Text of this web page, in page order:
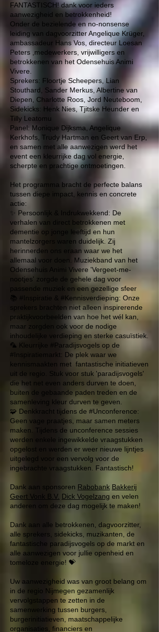
FANTASTISCH! dank voor ieders
aanwezigheid en betrokkenheid!
Onder de bezielende en no-nonsense
leiding van dagvoorzitterAngelique Krüger,
ambassadeur Hans Vos, directeur Loesan
Peters ,medewerkers, vrijwilligers en
betrokkenen van het Odensehuis Animi
Vivere.
Sprekers: Floortje Scheepers, Lian
Stouthard, Sander Merkus, Albertine van
Diepen, Charlotte Roos, Jord Neuteboom,
Sidekicks: Henk Nies, Tjitske Heunder en
Tilly Leatomu
Panel: Monique Dijksma, Angelique
Kerkhofs, Trudy Hartman en Geert van Erp,
en samen met alle aanwezigen werd het
event een kleurrijke dag vol energie,
scherpte en prachtige ontmoetingen.
Het programma bracht de perfecte balans
tussen diepe impact, kennis en concrete
actie:
✨ Persoonlijk & Indrukwekkend: De
verhalen van direct betrokkenen met
dementie op jonge leeftijd en hun
mantelzorgers waren duidelijk. Zij
herinnerden ons eraan waar we het
allemaal voor doen. Muziekband van het
Odensehuis Animi Vivere 'Vergeet-me-
nootjes' zorgde de gehele dag voor
passende muziek en een gezellige sfeer
📚 #Inspiratie & #Kennisverdieping: Onze
sprekers brachten niet alleen inspirerende
praktijkvoorbeelden van hoe het wél kan,
maar zorgden ook voor de nodige
inhoudelijke verdieping en sterke casuïstiek.
🦜 Kleurrijke #Paradijsvogels op de
#Inspiratiemarkt: De plek waar we
kennismaakten met fantastische initiatieven
uit de regio. Stuk voor stuk 'paradijsvogels'
die het net even anders durven te doen,
buiten de gebaande paden treden en de
samenleving kleur durven te geven.
🧩 Denkkracht tijdens de #Unconference:
Geen vage praatjes, maar samen meters
maken. Tijdens de unconference sessies
werden enkele ingewikkelde vraagstukken
opgelost en werden er weer nieuwe lijntjes
uitgelegd voor een vervolg voor de
ingebrachte vraagstukken. Fantastisch!
Dank aan sponsoren Rabobank Bakkerij
Geert Vonk B.V. Dick Vogelzang en velen
anderen om deze dag mogelijk te maken!
Dank aan alle betrokkenen, dagvoorzitter,
alle sprekers, sidekicks, muzikanten, de
fantastische paradijsvogels op de markt en
alle aanwezigen voor jullie openheid en
tomeloze energie! 💝
Uw aanwezigheid was van groot belang om
in de regio Nijmegen gezamenlijk
vervolgstappen te zetten in de
samenwerking tussen burgers,
burgerinitiatieven, maatschappelijke
organisaties, financiers en